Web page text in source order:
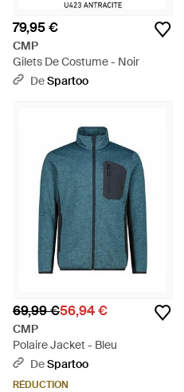
79,95 €
CMP
Gilets De Costume - Noir
DeSpartoo
69,99 €56,94 €
CMP
Polaire Jacket - Bleu
DeSpartoo
RÉDUCTION